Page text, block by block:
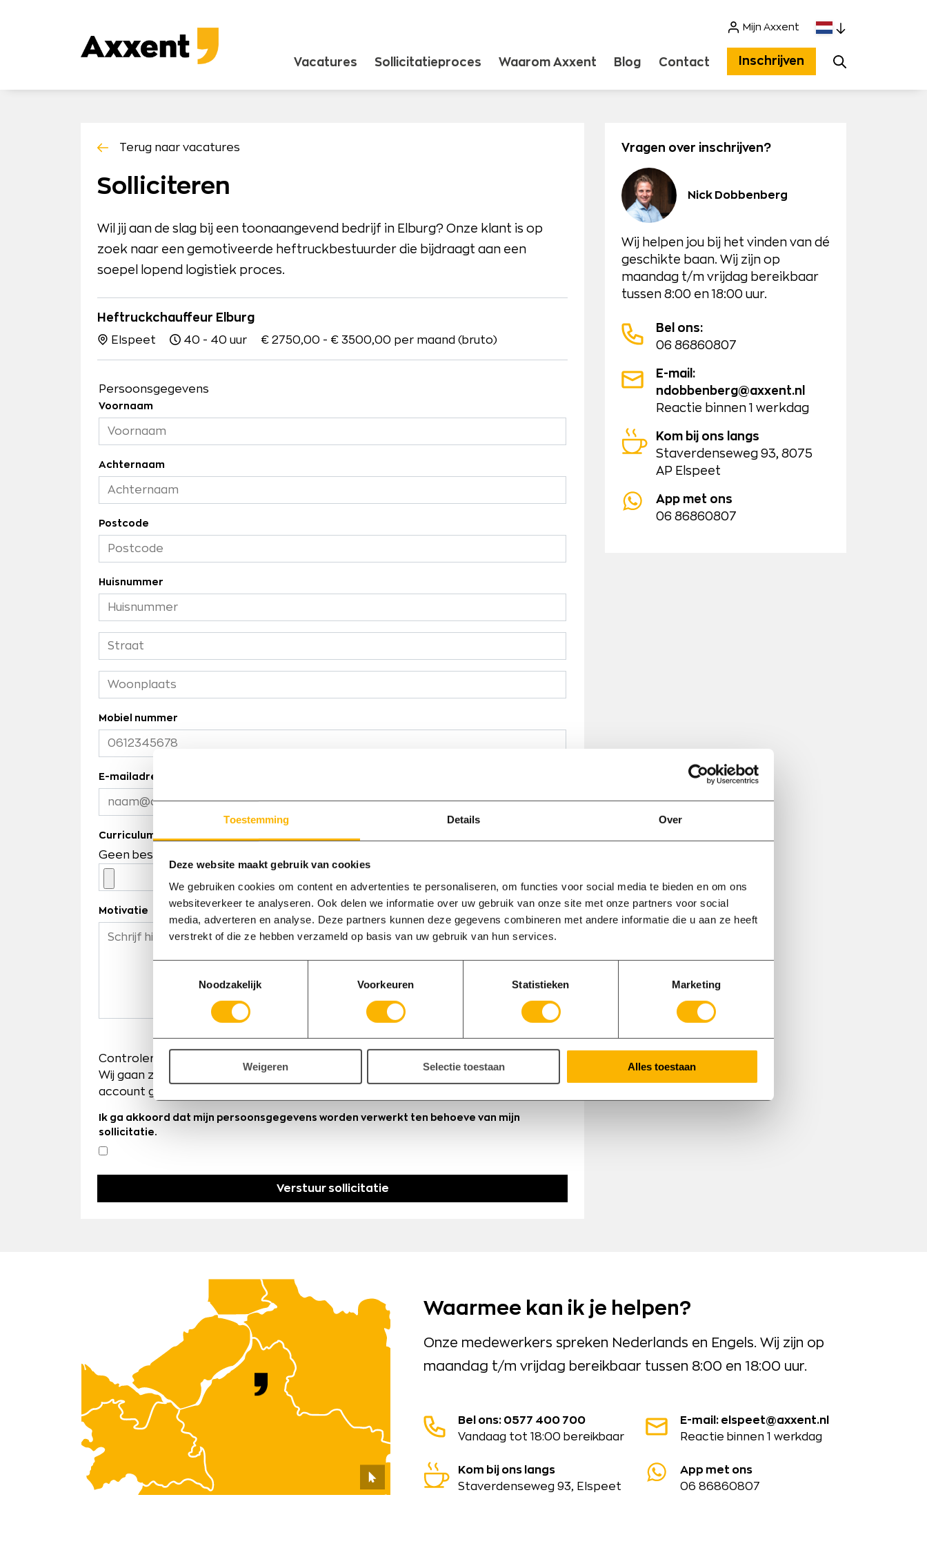
Toestemming Details Over
Deze website maakt gebruik van cookies
We gebruiken cookies om content en advertenties te personaliseren, om functies voor social media te bieden en om ons
websiteverkeer te analyseren. Ook delen we informatie over uw gebruik van onze site met onze partners voor social
media, adverteren en analyse. Deze partners kunnen deze gegevens combineren met andere informatie die u aan ze heeft
verstrekt of die ze hebben verzameld op basis van uw gebruik van hun services.
Noodzakelijk
Voorkeuren Statistieken Marketing
Weigeren Selectie toestaan Alles toestaan
B.V.
Mijn Axxent
Vacatures Sollicitatieproces Waarom Axxent Blog Contact Inschrijven
Terug naar vacatures
Solliciteren
Wil jij aan de slag bij een toonaangevend bedrijf in Elburg? Onze klant is op
zoek naar een gemotiveerde heftruckbestuurder die bijdraagt aan een
soepel lopend logistiek proces.
Heftruckchauffeur Elburg
Elspeet 40 - 40 uur € 2750,00 - € 3500,00 per maand (bruto)
Persoonsgegevens
Voornaam
Achternaam
Postcode
Huisnummer
Mobiel nummer
E-mailadres
Curriculum vitae
Geen bestand geselecteerd
Motivatie
Controleren en versturen
Wij gaan zorgvuldig om met je persoonsgegevens. Bij het aanmaken van een
account ga je akkoord met onze
Ik ga akkoord dat mijn persoonsgegevens worden verwerkt ten behoeve van mijn
sollicitatie.
Verstuur sollicitatie
Vragen over inschrijven?
Nick Dobbenberg
Wij helpen jou bij het vinden van dé
geschikte baan. Wij zijn op
maandag t/m vrijdag bereikbaar
tussen 8:00 en 18:00 uur.
Bel ons:
06 86860807
E-mail:
ndobbenberg@axxent.nl
Reactie binnen 1 werkdag
Kom bij ons langs
Staverdenseweg 93, 8075
AP Elspeet
App met ons
06 86860807
Waarmee kan ik je helpen?
Onze medewerkers spreken Nederlands en Engels. Wij zijn op
maandag t/m vrijdag bereikbaar tussen 8:00 en 18:00 uur.
Bel ons: 0577 400 700
Vandaag tot 18:00 bereikbaar
E-mail: elspeet@axxent.nl
Reactie binnen 1 werkdag
Kom bij ons langs
Staverdenseweg 93, Elspeet
App met ons
06 86860807